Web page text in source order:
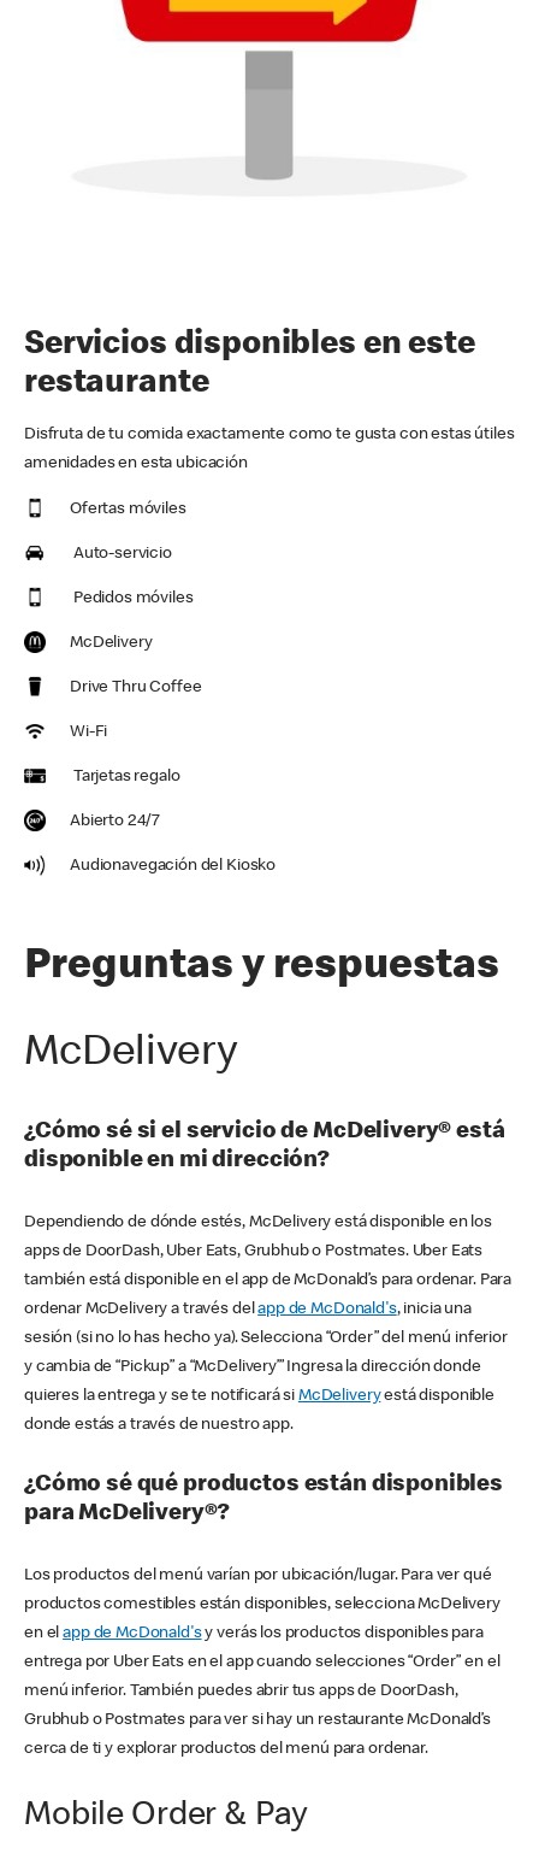
Servicios disponibles en este
restaurante
Disfruta de tu comida exactamente como te gusta con estas útiles
amenidades en esta ubicación
Ofertas móviles
Auto-servicio
Pedidos móviles
McDelivery
Drive Thru Coffee
Wi-Fi
Tarjetas regalo
Abierto 24/7
Audionavegación del Kiosko
Preguntas y respuestas
McDelivery
¿Cómo sé si el servicio de McDelivery® está
disponible en mi dirección?
Dependiendo de dónde estés, McDelivery está disponible en los
apps de DoorDash, Uber Eats, Grubhub o Postmates. Uber Eats
también está disponible en el app de McDonald’s para ordenar. Para
ordenar McDelivery a través delapp de McDonald's, inicia una
sesión (si no lo has hecho ya). Selecciona “Order” del menú inferior
y cambia de “Pickup” a “McDelivery’” Ingresa la dirección donde
quieres la entrega y se te notificará si McDeliveryestá disponible
donde estás a través de nuestro app.
¿Cómo sé qué productos están disponibles
para McDelivery®?
Los productos del menú varían por ubicación/lugar. Para ver qué
productos comestibles están disponibles, selecciona McDelivery
en elapp de McDonald'sy verás los productos disponibles para
entrega por Uber Eats en el app cuando selecciones “Order” en el
menú inferior. También puedes abrir tus apps de DoorDash,
Grubhub o Postmates para ver si hay un restaurante McDonald’s
cerca de ti y explorar productos del menú para ordenar.
Mobile Order & Pay